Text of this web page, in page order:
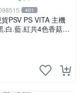
401
PSV PS VITA 主機
.白.藍.紅共4色香菇頭
類比頭保護套 搖桿3D
防滑套